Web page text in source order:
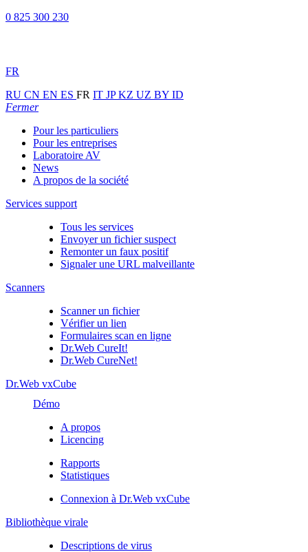
0 825 300 230
FR
RU CN EN ES FR IT JPKZ UZ BY ID
Fermer
Pour les particuliers
Pour les entreprises
Laboratoire AV
News
A propos de la société
Services support
Tous les services
Envoyer un fichier suspect
Remonter un faux positif
Signaler une URL malveillante
Scanners
Scanner un fichier
Vérifier un lien
Formulaires scan en ligne
Dr.Web CureIt!
Dr.Web CureNet!
Dr.Web vxCube
Démo
A propos
Licencing
Rapports
Statistiques
Connexion à Dr.Web vxCube
Bibliothèque virale
Descriptions de virus